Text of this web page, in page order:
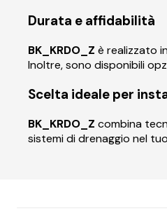
Durata e affidabilità
BK_KRDO_Z è realizzato
Inoltre, sono disponibili
Scelta ideale per
BK_KRDO_Z combina
sistemi di drenaggio nel